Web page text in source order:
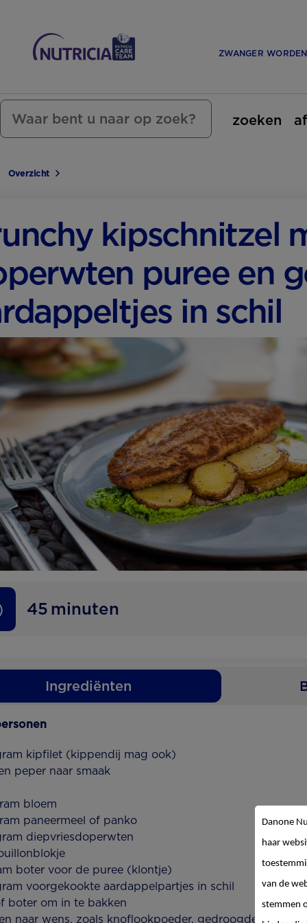
ZWANGER WORDEN
zoeken
Overzicht
kipschnitzel
puree en
in schil
45 minuten
Ingrediënten
kipfilet (kippendij mag ook)
peper naar smaak
bloem
paneermeel of panko
diepvriesdoperwten
boter voor de puree (klontje)
voorgekookte aardappelpartjes in schil
boter om in te bakken
naar wens, zoals knoflookpoeder, gedroogde tijm en
Danone
haar
van de
stemmen